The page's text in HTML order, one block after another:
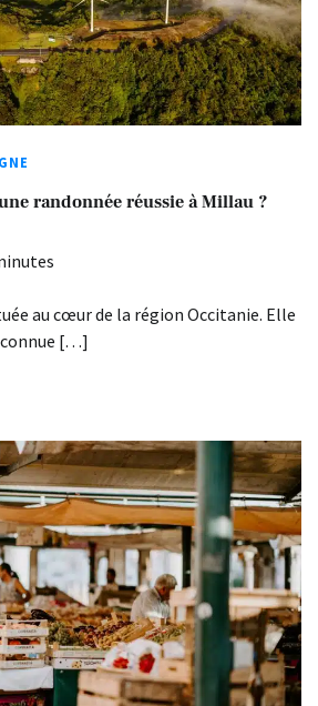
randonnée réussie à Millau ?
au cœur de la région Occitanie. Elle
[…]